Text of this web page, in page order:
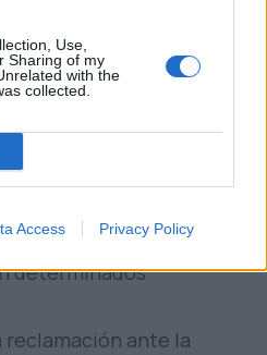
Use,
Sharing of my
with the
collected.
Access Privacy Policy
conservaremos de
vigente.
que te serán
formato estructurado,
mecánica. Si lo
que nos designes.
determinados
reclamación ante la